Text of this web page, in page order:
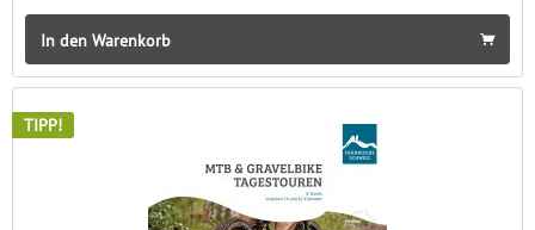
In den Warenkorb
TIPP!